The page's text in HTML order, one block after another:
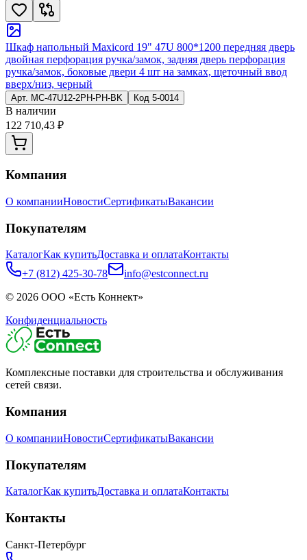
Шкаф напольный Maxicord 19" 47U 800*1200 передняя дверь
двойная перфорация ручка/замок, задняя дверь перфорация
ручка/замок, боковые двери 4 шт на замках, щеточный ввод
вверх/низ, черный
Арт. MC-47U12-2PH-PH-BK Код 5-0014
В наличии
122 710,43 ₽
Компания
О компанииНовостиСертификатыВакансии
Покупателям
КаталогКак купитьДоставка и оплатаКонтакты
+7 (812) 425-30-78
info@estconnect.ru
© 2026 ООО «Есть Коннект»
Конфиденциальность
Комплексные поставки для строительства и обслуживания
сетей связи.
Компания
О компанииНовостиСертификатыВакансии
Покупателям
КаталогКак купитьДоставка и оплатаКонтакты
Контакты
Санкт-Петербург